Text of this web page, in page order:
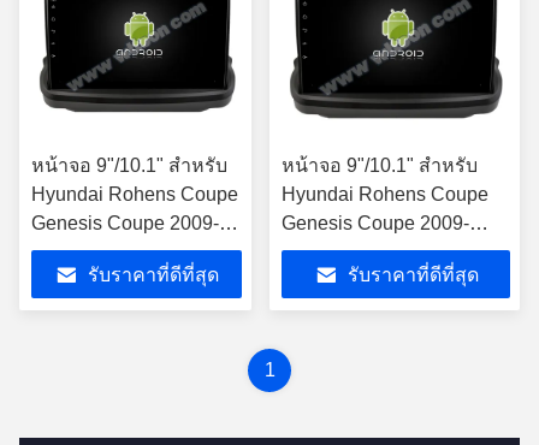
หน้าจอ 9"/10.1" สําหรับ
Hyundai Rohens Coupe
Genesis Coupe 2009-
2012 เครื่องเสียงรถยนต์
รับราคาที่ดีที่สุด
หน้าจอ 9"/10.1" สําหรับ
Hyundai Rohens Coupe
Genesis Coupe 2009-
2012 เครื่องเสียงรถยนต์
รับราคาที่ดีที่สุด
1